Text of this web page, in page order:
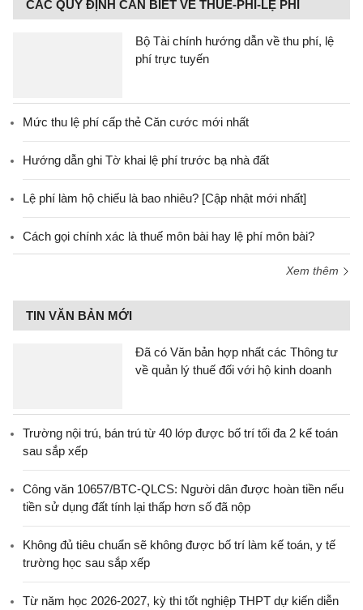
CÁC QUY ĐỊNH CẦN BIẾT VỀ THUẾ-PHÍ-LỆ PHÍ
Bộ Tài chính hướng dẫn về thu phí, lệ
phí trực tuyến
Mức thu lệ phí cấp thẻ Căn cước mới nhất
Hướng dẫn ghi Tờ khai lệ phí trước bạ nhà đất
Lệ phí làm hộ chiếu là bao nhiêu? [Cập nhật mới nhất]
Cách gọi chính xác là thuế môn bài hay lệ phí môn bài?
Xem thêm
TIN VĂN BẢN MỚI
Đã có Văn bản hợp nhất các Thông tư
về quản lý thuế đối với hộ kinh doanh
Trường nội trú, bán trú từ 40 lớp được bố trí tối đa 2 kế toán
sau sắp xếp
Công văn 10657/BTC-QLCS: Người dân được hoàn tiền nếu
tiền sử dụng đất tính lại thấp hơn số đã nộp
Không đủ tiêu chuẩn sẽ không được bố trí làm kế toán, y tế
trường học sau sắp xếp
Từ năm học 2026-2027, kỳ thi tốt nghiệp THPT dự kiến diễn